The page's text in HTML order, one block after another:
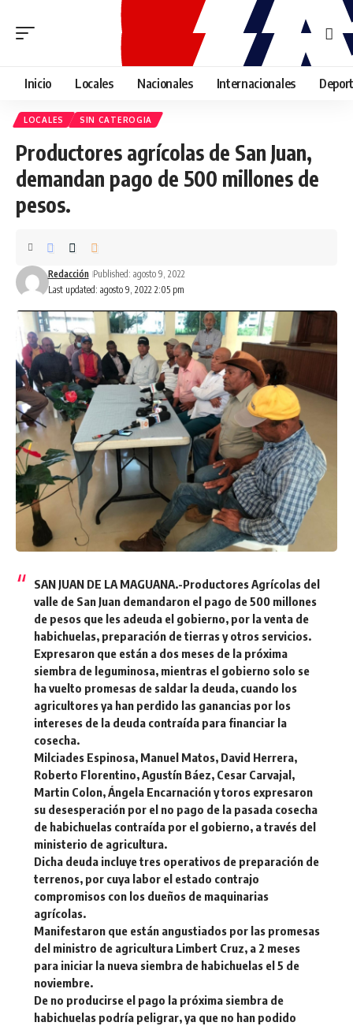
Inicio Locales Nacionales Internacionales
LOCALES SIN CATEROGIA
Productores agrícolas de San Juan,
demandan pago de 500 millones de
pesos.
Last updated: agosto 9, 2022 2:05 pm
Redacción Published: agosto 9, 2022
SAN JUAN DE LA MAGUANA.-Productores Agrícolas del
valle de San Juan demandaron el pago de 500 millones
de pesos que les adeuda el gobierno, por la venta de
habichuelas, preparación de tierras y otros servicios.
Expresaron que están a dos meses de la próxima
siembra de leguminosa, mientras el gobierno solo se
ha vuelto promesas de saldar la deuda, cuando los
agricultores ya han perdido las ganancias por los
intereses de la deuda contraída para financiar la
cosecha.
Milciades Espinosa, Manuel Matos, David Herrera,
Roberto Florentino, Agustín Báez, Cesar Carvajal,
Martin Colon, Ángela Encarnación y toros expresaron
su desesperación por el no pago de la pasada cosecha
de habichuelas contraída por el gobierno, a través del
ministerio de agricultura.
Dicha deuda incluye tres operativos de preparación de
terrenos, por cuya labor el estado contrajo
compromisos con los dueños de maquinarias
agrícolas.
Manifestaron que están angustiados por las promesas
del ministro de agricultura Limbert Cruz, a 2 meses
para iniciar la nueva siembra de habichuelas el 5 de
noviembre.
De no producirse el pago la próxima siembra de
habichuelas podría peligrar, ya que no han podido